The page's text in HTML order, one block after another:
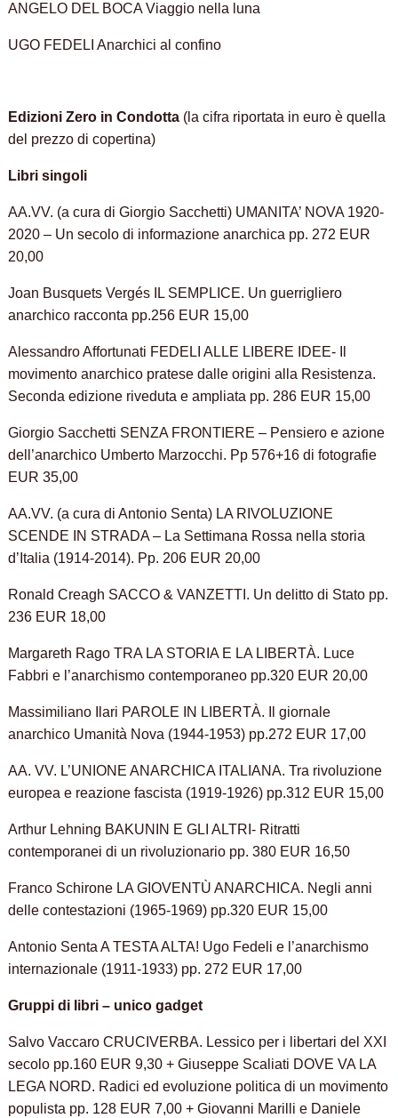
ANGELO DEL BOCA Viaggio nella luna
UGO FEDELI Anarchici al confino
Edizioni Zero in Condotta (la cifra riportata in euro è quella
del prezzo di copertina)
Libri singoli
AA.VV. (a cura di Giorgio Sacchetti) UMANITA’ NOVA 1920-
2020 – Un secolo di informazione anarchica pp. 272 EUR
20,00
Joan Busquets Vergés IL SEMPLICE. Un guerrigliero
anarchico racconta pp.256 EUR 15,00
Alessandro Affortunati FEDELI ALLE LIBERE IDEE- Il
movimento anarchico pratese dalle origini alla Resistenza.
Seconda edizione riveduta e ampliata pp. 286 EUR 15,00
Giorgio Sacchetti SENZA FRONTIERE – Pensiero e azione
dell’anarchico Umberto Marzocchi. Pp 576+16 di fotografie
EUR 35,00
AA.VV. (a cura di Antonio Senta) LA RIVOLUZIONE
SCENDE IN STRADA – La Settimana Rossa nella storia
d’Italia (1914-2014). Pp. 206 EUR 20,00
Ronald Creagh SACCO & VANZETTI. Un delitto di Stato pp.
236 EUR 18,00
Margareth Rago TRA LA STORIA E LA LIBERTÀ. Luce
Fabbri e l’anarchismo contemporaneo pp.320 EUR 20,00
Massimiliano Ilari PAROLE IN LIBERTÀ. Il giornale
anarchico Umanità Nova (1944-1953) pp.272 EUR 17,00
AA. VV. L’UNIONE ANARCHICA ITALIANA. Tra rivoluzione
europea e reazione fascista (1919-1926) pp.312 EUR 15,00
Arthur Lehning BAKUNIN E GLI ALTRI- Ritratti
contemporanei di un rivoluzionario pp. 380 EUR 16,50
Franco Schirone LA GIOVENTÙ ANARCHICA. Negli anni
delle contestazioni (1965-1969) pp.320 EUR 15,00
Antonio Senta A TESTA ALTA! Ugo Fedeli e l’anarchismo
internazionale (1911-1933) pp. 272 EUR 17,00
Gruppi di libri – unico gadget
Salvo Vaccaro CRUCIVERBA. Lessico per i libertari del XXI
secolo pp.160 EUR 9,30 + Giuseppe Scaliati DOVE VA LA
LEGA NORD. Radici ed evoluzione politica di un movimento
populista pp. 128 EUR 7,00 + Giovanni Marilli e Daniele